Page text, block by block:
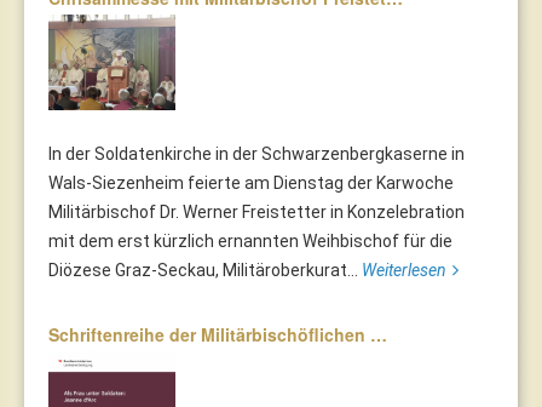
In der Soldatenkirche in der Schwarzenbergkaserne in
Wals-Siezenheim feierte am Dienstag der Karwoche
Militärbischof Dr. Werner Freistetter in Konzelebration
mit dem erst kürzlich ernannten Weihbischof für die
Diözese Graz-Seckau, Militäroberkurat... Weiterlesen
Schriftenreihe der Militärbischöflichen …